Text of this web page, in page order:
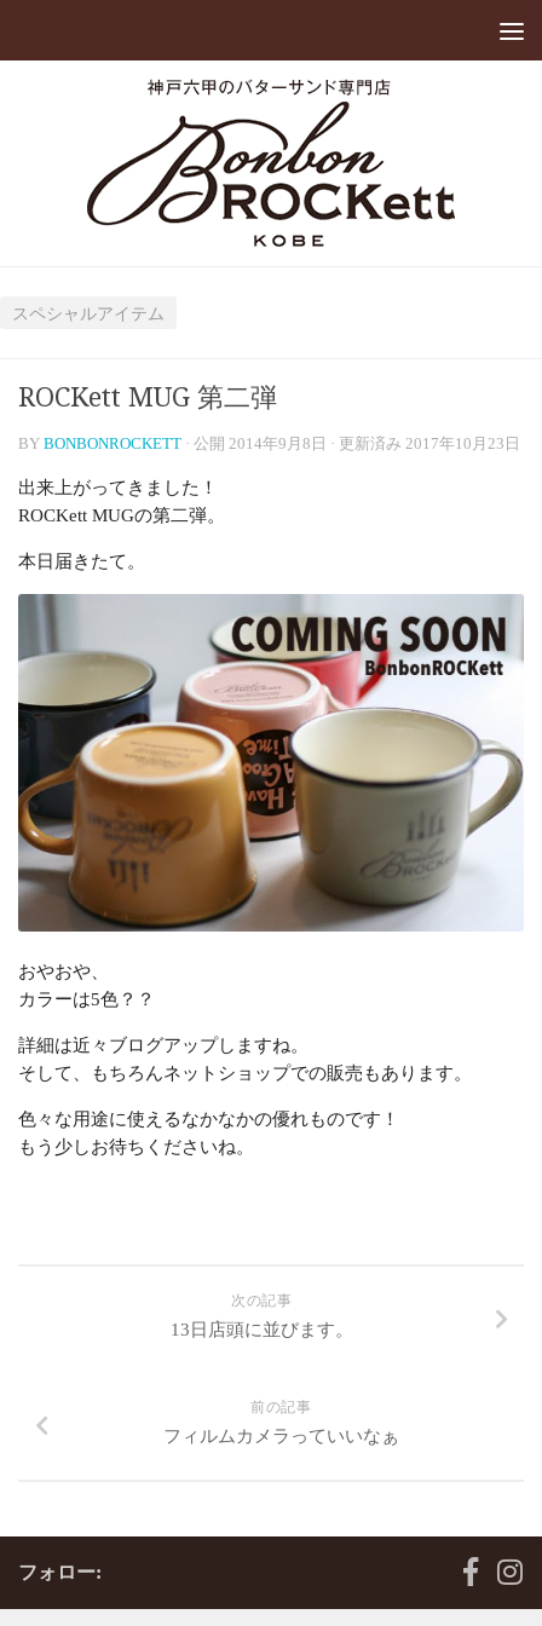
スペシャルアイテム
ROCKett MUG 第二弾
BY BONBONROCKETT · 公開 2014年9月8日 · 更新済み 2017年10月23日
出来上がってきました！
ROCKett MUGの第二弾。
本日届きたて。
おやおや、
カラーは5色？？
詳細は近々ブログアップしますね。
そして、もちろんネットショップでの販売もあります。
色々な用途に使えるなかなかの優れものです！
もう少しお待ちくださいね。
次の記事
13日店頭に並びます。
前の記事
フィルムカメラっていいなぁ
フォロー: